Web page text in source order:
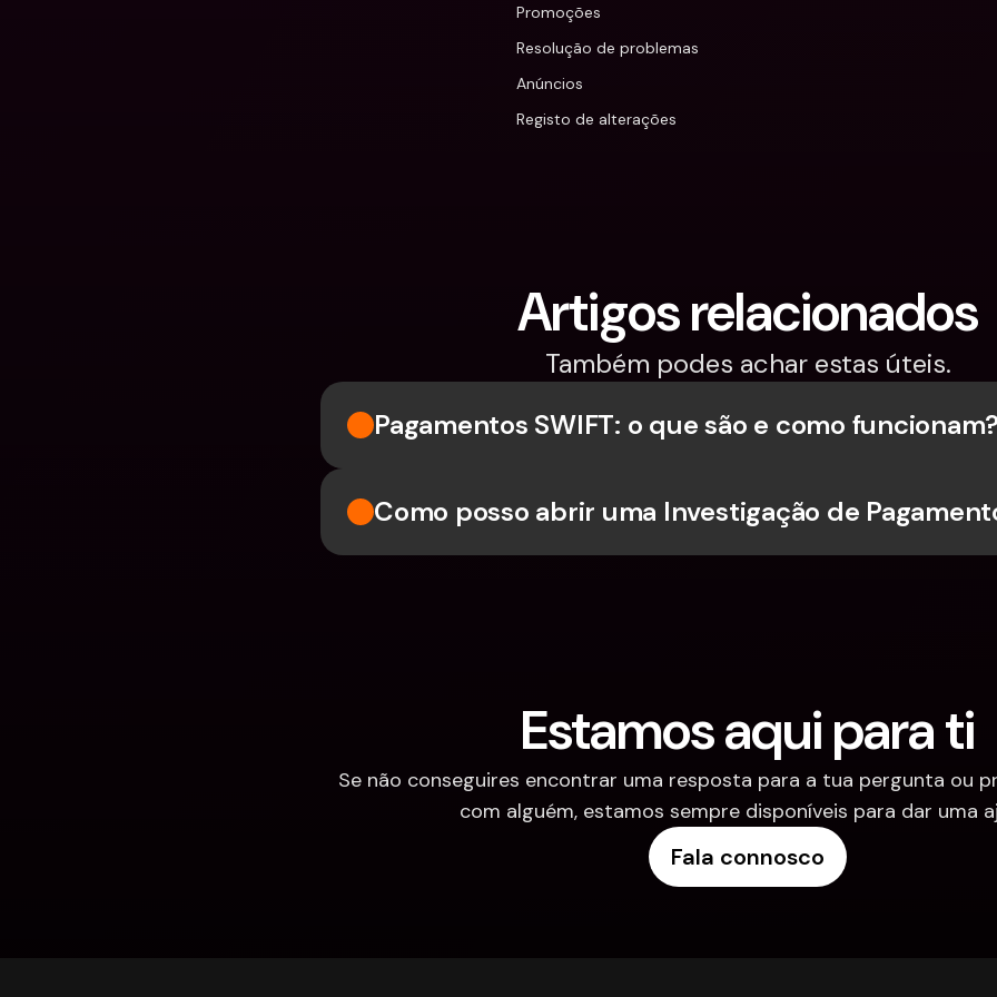
Promoções
Resolução de problemas
Anúncios
Registo de alterações
Artigos relacionados
Também podes achar estas úteis.
Pagamentos SWIFT: o que são e como
Como posso abrir uma Investigação de
Estamos aqui para ti
Se não conseguires encontrar uma resposta para a tua pergunta ou
com alguém, estamos sempre disponíveis para dar uma
Fala connosco